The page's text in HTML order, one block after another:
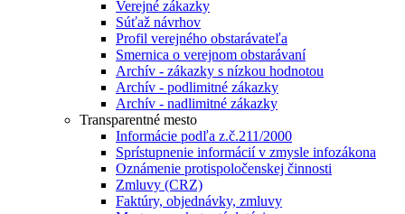
Verejné zákazky
Súťaž návrhov
Profil verejného obstarávateľa
Smernica o verejnom obstarávaní
Archív - zákazky s nízkou hodnotou
Archív - podlimitné zákazky
Archív - nadlimitné zákazky
Transparentné mesto
Informácie podľa z.č.211/2000
Sprístupnenie informácií v zmysle infozákona
Oznámenie protispoločenskej činnosti
Zmluvy (CRZ)
Faktúry, objednávky, zmluvy